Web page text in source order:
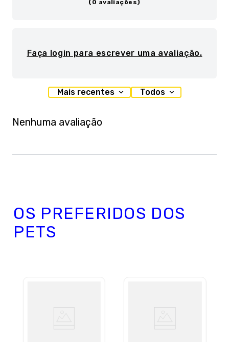
(0 avaliações)
Faça login para escrever uma avaliação.
Mais recentes Todos
Nenhuma avaliação
OS PREFERIDOS DOS
PETS